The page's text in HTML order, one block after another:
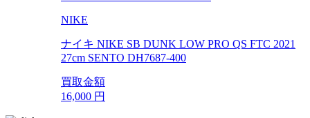
NIKE
ナイキ NIKE SB DUNK LOW PRO QS FTC 2021
27cm SENTO DH7687-400
買取金額
16,000 円